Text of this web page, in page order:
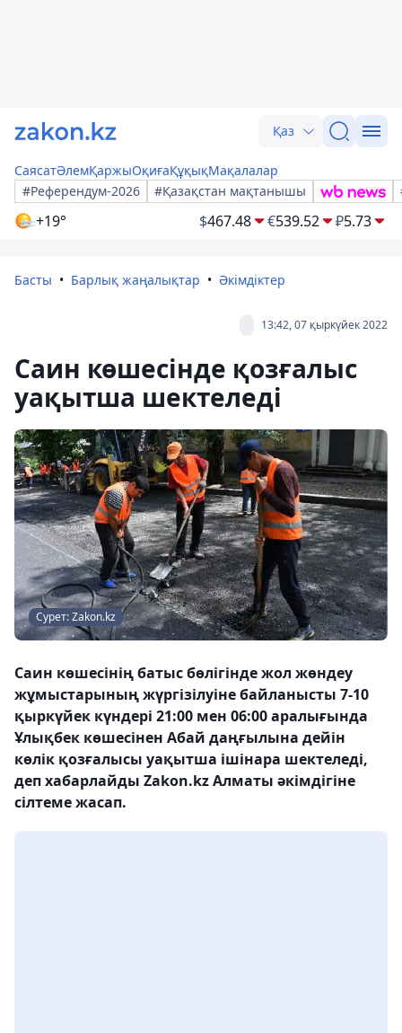
Қаз
СаясатӘлемҚаржыОқиғаҚұқықМақалалар
#Референдум-2026
#Қазақстан мақтанышы
+19° $467.48 €539.52 ₽5.73
Басты Барлық жаңалықтар Әкімдіктер
13:42, 07 қыркүйек 2022
Саин көшесінде қозғалыс
уақытша шектеледі
Сурет: Zakon.kz
Саин көшесінің батыс бөлігінде жол жөндеу
жұмыстарының жүргізілуіне байланысты 7-10
қыркүйек күндері 21:00 мен 06:00 аралығында
Ұлықбек көшесінен Абай даңғылына дейін
көлік қозғалысы уақытша ішінара шектеледі,
деп хабарлайды Zakon.kz Алматы әкімдігіне
сілтеме жасап.